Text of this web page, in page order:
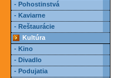
- Pohostinstvá
- Kaviarne
- Reštaurácie
Kultúra
- Kino
- Divadlo
- Podujatia